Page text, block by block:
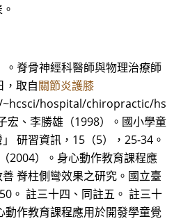
脊骨神經科醫師與物理治療師
，取自關節炎護膝
hospital/chiropractic/hs
宏、李勝雄（1998）。國小學童
研習資訊，15（5），25-34。
2004）。身心動作教育課程應
脊柱側彎效果之研究。國立臺
。 註三十四、同註五。 註三十
動作教育課程應用於開發學童覺